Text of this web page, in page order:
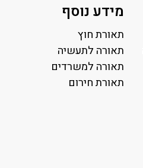
מידע נוסף
תאורת חוץ
תאורה לתעשיה
תאורה למשרדים
תאורת חירום